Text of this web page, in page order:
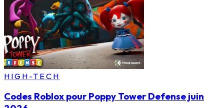
HIGH-TECH
Codes Roblox pour Poppy Tower Defense juin